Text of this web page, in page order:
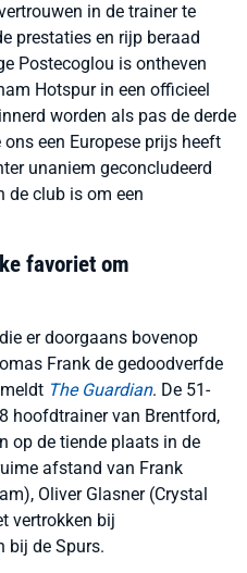
in de trainer te
prestaties en rijp beraad
Postecoglou is ontheven
Hotspur in een officieel
worden als pas de derde
een Europese prijs heeft
unaniem geconcludeerd
de club is om een
favoriet om
er doorgaans bovenop
Frank de gedoodverfde
The Guardian. De 51-
hoofdtrainer van Brentford,
op de tiende plaats in de
afstand van Frank
Oliver Glasner (Crystal
vertrokken bij
bij de Spurs.